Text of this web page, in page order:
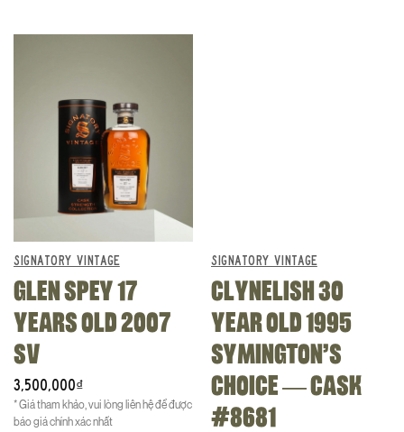
SIGNATORY VINTAGE
GLEN SPEY 17
YEARS OLD 2007
SV
3,500,000₫
* Giá tham khảo, vui lòng liên hệ để được
báo giá chính xác nhất
SIGNATORY VINTAGE
CLYNELISH 30
YEAR OLD 1995
SYMINGTON’S
CHOICE — CASK
#8681